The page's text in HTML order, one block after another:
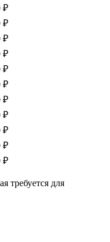
₽
₽
₽
₽
₽
₽
₽
₽
₽
₽
₽
требуется для